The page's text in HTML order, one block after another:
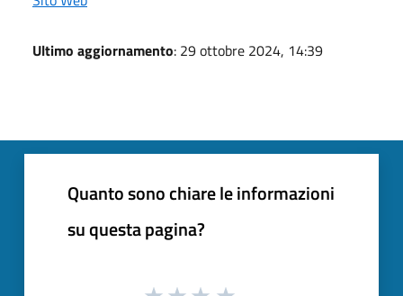
Ultimo aggiornamento: 29 ottobre 2024, 14:39
Quanto sono chiare le informazioni
su questa pagina?